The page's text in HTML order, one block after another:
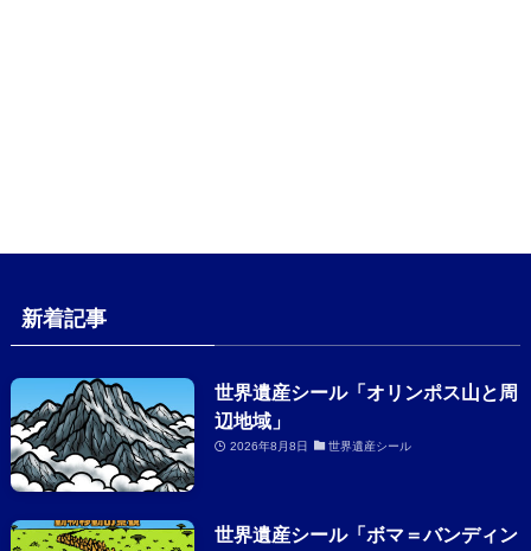
新着記事
世界遺産シール「オリンポス山と周
辺地域」
2026年8月8日 世界遺産シール
世界遺産シール「ボマ＝バンディン